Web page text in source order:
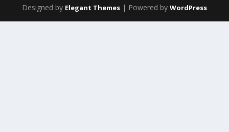
Designed by Elegant Themes | Powered by WordPress